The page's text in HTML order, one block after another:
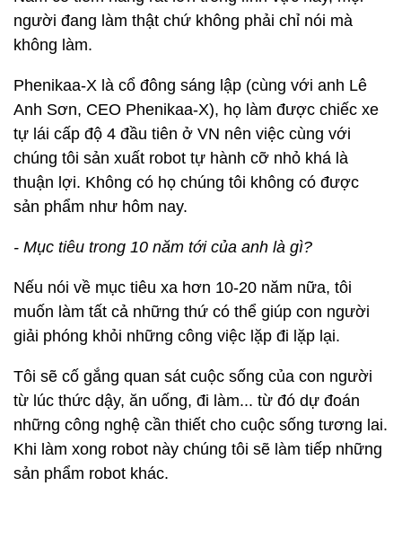
người đang làm thật chứ không phải chỉ nói mà
không làm.
Phenikaa-X là cổ đông sáng lập (cùng với anh Lê
Anh Sơn, CEO Phenikaa-X), họ làm được chiếc xe
tự lái cấp độ 4 đầu tiên ở VN nên việc cùng với
chúng tôi sản xuất robot tự hành cỡ nhỏ khá là
thuận lợi. Không có họ chúng tôi không có được
sản phẩm như hôm nay.
- Mục tiêu trong 10 năm tới của anh là gì?
Nếu nói về mục tiêu xa hơn 10-20 năm nữa, tôi
muốn làm tất cả những thứ có thể giúp con người
giải phóng khỏi những công việc lặp đi lặp lại.
Tôi sẽ cố gắng quan sát cuộc sống của con người
từ lúc thức dậy, ăn uống, đi làm... từ đó dự đoán
những công nghệ cần thiết cho cuộc sống tương lai.
Khi làm xong robot này chúng tôi sẽ làm tiếp những
sản phẩm robot khác.